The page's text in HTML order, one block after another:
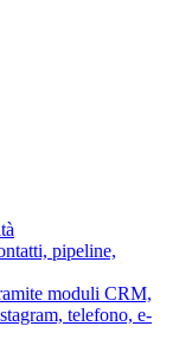
pipeline,
moduli CRM,
telefono, e-